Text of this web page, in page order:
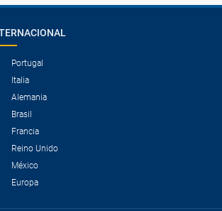
Portugal
Italia
Alemania
Brasil
Francia
Reino Unido
México
Europa